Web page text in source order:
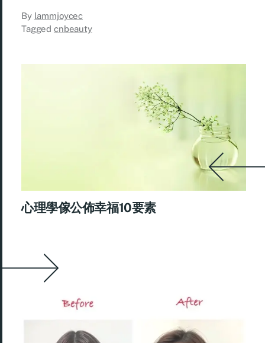
By lammjoycec
Tagged cnbeauty
心理學傢公佈幸福10要素